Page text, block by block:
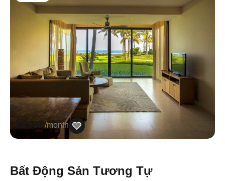
$3,000 /month
Bất Động Sản Tương Tự